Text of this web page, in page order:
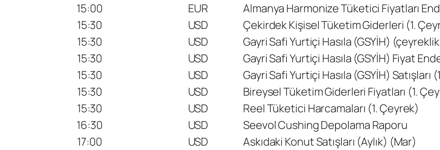
15:00
EUR
Almanya Harmonize Tüketici Fiyatları
15:30
USD
Çekirdek Kişisel Tüketim Giderleri (1.
15:30
USD
Gayri Safi Yurtiçi Hasıla (GSYİH)
15:30
USD
Gayri Safi Yurtiçi Hasıla (GSYİH) Fiyat
15:30
USD
Gayri Safi Yurtiçi Hasıla (GSYİH) Satışları
15:30
USD
Bireysel Tüketim Giderleri Fiyatları (1.
15:30
USD
Reel Tüketici Harcamaları (1. Çeyrek)
16:30
USD
Seevol Cushing Depolama Raporu
17:00
USD
Askıdaki Konut Satışları (Aylık) (Mar)